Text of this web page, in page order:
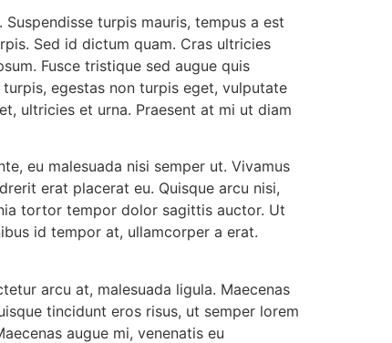
turpis mauris, tempus a est
Sed id dictum quam. Cras ultricies
Fusce tristique sed augue quis
egestas non turpis eget, vulputate
ultricies et urna. Praesent at mi ut diam
eu malesuada nisi semper ut. Vivamus
erat placerat eu. Quisque arcu nisi,
tortor tempor dolor sagittis auctor. Ut
id tempor at, ullamcorper a erat.
arcu at, malesuada ligula. Maecenas
tincidunt eros risus, ut semper lorem
augue mi, venenatis eu